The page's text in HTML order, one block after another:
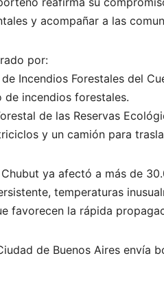
y acompañar a las
por:
Incendios Forestales del
incendios forestales.
de las Reservas
y un camión para
ya afectó a más de
temperaturas
favorecen la rápida
de Buenos Aires envía